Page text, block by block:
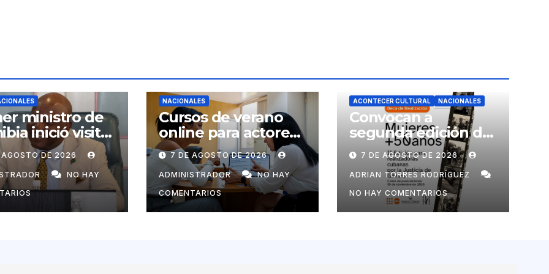
ministro de
inició visita
a Cuba por
de
Marrero
AGOSTO DE 2026
NO HAY
NACIONALES
Cursos de verano
online para actores
económicos y
estatales
7 DE AGOSTO DE 2026
ADMINISTRADOR
NO HAY
COMENTARIOS
ACONTECER CULTURAL NACIONALES
Convocan a
segunda edición de
Beca para
realizadoras
mayores de 50 años
7 DE AGOSTO DE 2026
ADRIAN TORRES RODRÍGUEZ
NO HAY COMENTARIOS